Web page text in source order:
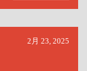
2月 23, 2025